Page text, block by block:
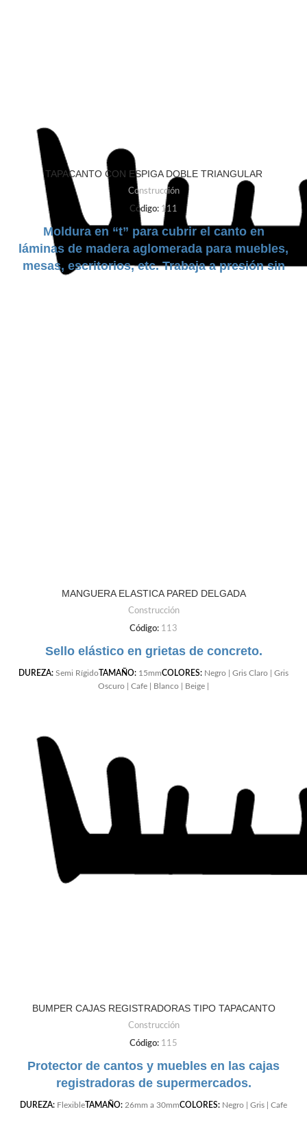
TAPACANTO CON ESPIGA DOBLE TRIANGULAR
Construcción
Código: 111
Moldura en “t” para cubrir el canto en
láminas de madera aglomerada para muebles,
mesas, escritorios, etc. Trabaja a presión sin
MANGUERA ELASTICA PARED DELGADA
Construcción
Código: 113
Sello elástico en grietas de concreto.
DUREZA: Semi RígidoTAMAÑO: 15mmCOLORES: Negro | Gris Claro | Gris
Oscuro | Cafe | Blanco | Beige |
BUMPER CAJAS REGISTRADORAS TIPO TAPACANTO
Construcción
Código: 115
Protector de cantos y muebles en las cajas
registradoras de supermercados.
DUREZA: FlexibleTAMAÑO: 26mm a 30mmCOLORES: Negro | Gris | Cafe